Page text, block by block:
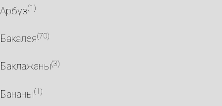
Арбуз(1)
Бакалея(70)
Баклажаны(3)
Бананы(1)